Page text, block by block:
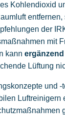
Kohlendioxid
der
mit
kann ergänzend
Lüftung
und
Luftreinigern